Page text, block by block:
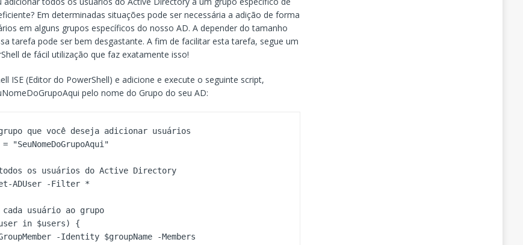
Em determinadas situações pode ser necessária a adição de forma
em alguns grupos específicos do nosso AD. A depender do tamanho
tarefa pode ser bem desgastante. A fim de facilitar esta tarefa, segue um
de fácil utilização que faz exatamente isso!
ISE (Editor do PowerShell) e adicione e execute o seguinte script,
pelo nome do Grupo do seu AD:
que você deseja adicionar usuários
= "SeuNomeDoGrupoAqui"
os usuários do Active Directory
ADUser -Filter *
usuário ao grupo
in $users) {